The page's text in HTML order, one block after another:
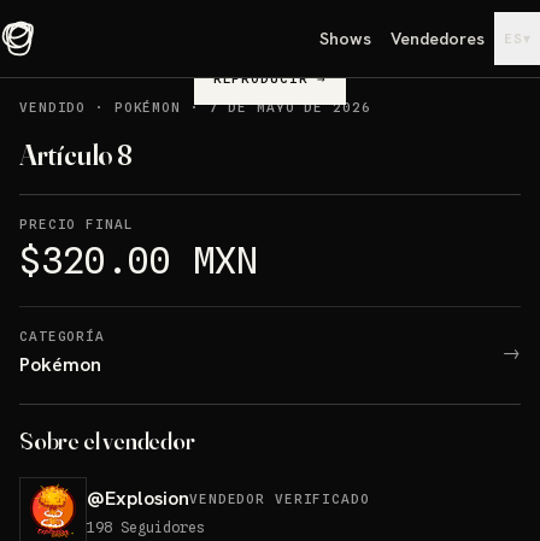
Shows Vendedores ES ▾
REPRODUCIR→
VENDIDO
· POKÉMON ·7 DE MAYO DE 2026
Artículo 8
PRECIO FINAL
$320.00 MXN
CATEGORÍA
Pokémon →
Sobre el vendedor
@ExplosionVENDEDOR VERIFICADO
198 Seguidores